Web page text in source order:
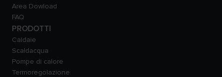
Area Dowload
FAQ
PRODOTTI
Caldaie
Scaldacqua
Pompe di calore
Termoregolazione